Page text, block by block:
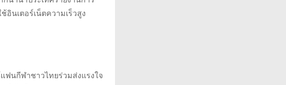
นเตอร์เน็ตความเร็วสูง
นกีฬาชาวไทยร่วมส่งแรงใจ